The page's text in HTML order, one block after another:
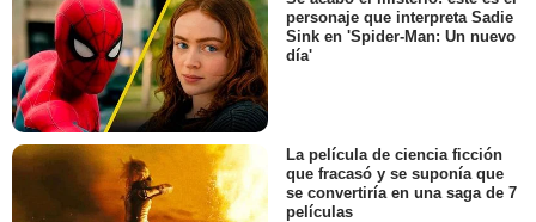
personaje que interpreta Sadie
Sink en 'Spider-Man: Un nuevo
día'
La película de ciencia ficción
que fracasó y se suponía que
se convertiría en una saga de 7
películas